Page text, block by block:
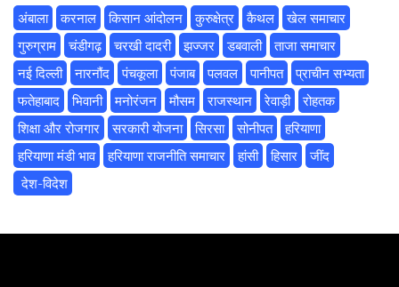
अंबाला करनाल किसान आंदोलन कुरुक्षेत्र कैथल
खेल समाचार
गुरुग्राम
चंडीगढ़ चरखी दादरी झज्जर डबवाली
ताजा समाचार
नई दिल्ली
नारनौंद पंचकूला पंजाब पलवल पानीपत
प्राचीन सभ्यता
फतेहाबाद
भिवानी मनोरंजन मौसम राजस्थान रेवाड़ी
रोहतक
शिक्षा और रोजगार
सरकारी योजना सिरसा सोनीपत
हरियाणा
हरियाणा मंडी भाव
हरियाणा राजनीति समाचार हांसी हिसार
‌जींद
‌ देश-विदेश